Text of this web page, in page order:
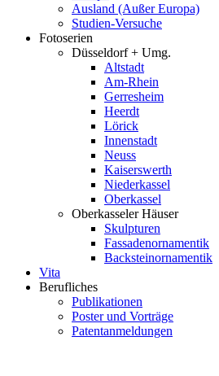
Ausland (Außer Europa)
Studien-Versuche
Fotoserien
Düsseldorf + Umg.
Altstadt
Am-Rhein
Gerresheim
Heerdt
Lörick
Innenstadt
Neuss
Kaiserswerth
Niederkassel
Oberkassel
Oberkasseler Häuser
Skulpturen
Fassadenornamentik
Backsteinornamentik
Vita
Berufliches
Publikationen
Poster und Vorträge
Patentanmeldungen